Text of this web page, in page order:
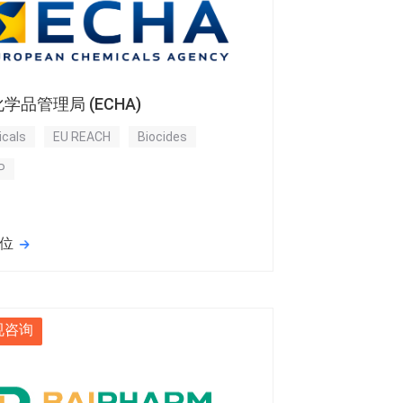
品管理局 (ECHA)
EU REACH Biocides
咨询